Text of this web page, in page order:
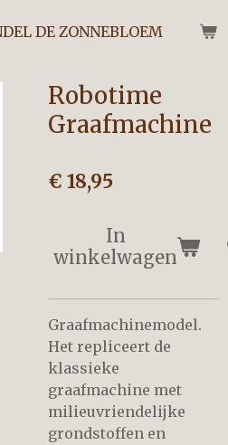
DE ZONNEBLOEM
Robotime
Graafmachine
€ 18,95
In
winkelwagen
Graafmachinemodel.
Het repliceert de
klassieke
graafmachine met
milieuvriendelijke
grondstoffen en